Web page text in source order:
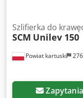
Powiat kartuski
Szlifierka do
SCM Unilev 150
Zapytania